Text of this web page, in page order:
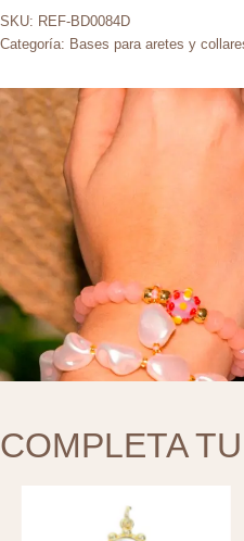
SKU: REF-BD0084D
Categoría: Bases para aretes y
COMPLETA